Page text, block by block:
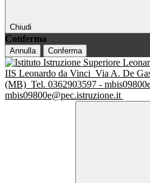
Chiudi
Conferma
Annulla Conferma
IIS Leonardo da Vinci Via A. De
(MB) Tel. 0362903597 -
mbis09800e@pec.istruzione.it